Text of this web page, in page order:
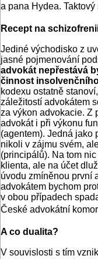
a pana Hydea.
Recept na
Jediné východisko z
jasné pojmenování
advokát nepřestává
činnost
kodexu ostatně
záležitostí advokátem
za výkon advokacie. Z
advokát i při výkonu
(agentem). Jedná jako
nikoli v zájmu svém,
(principálů). Na tom
klienta, ale na účet
úvodu zmíněnou první
advokátem bychom
v obou případech
České advokátní
A co dualita?
V souvislosti s tím